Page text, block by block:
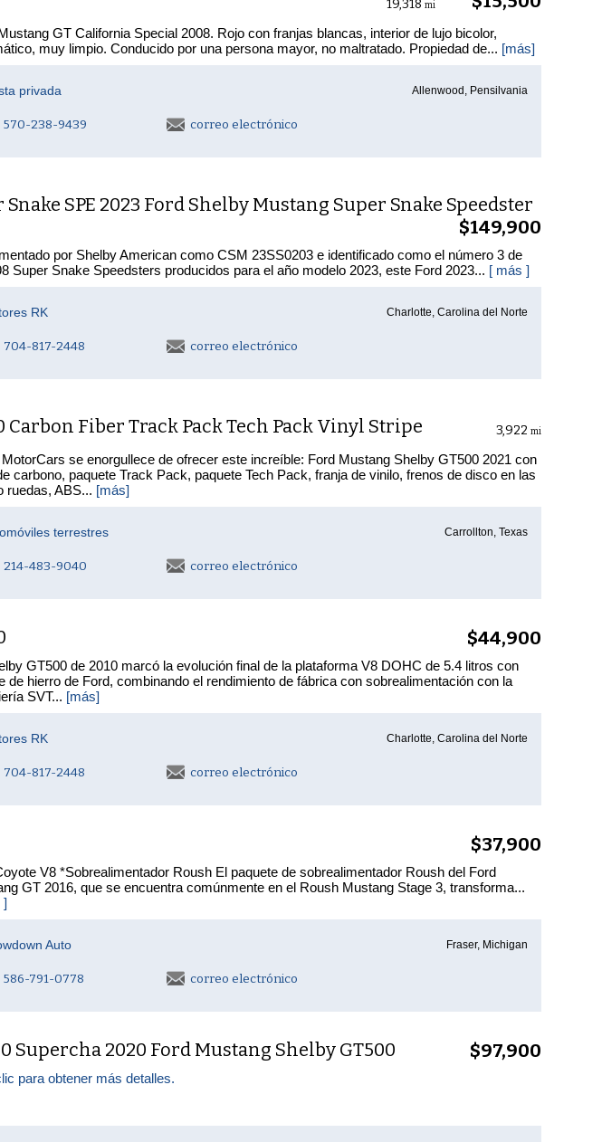
19,318 mi
GT California Special 2008. Rojo con franjas blancas, interior de lujo bicolor,
muy limpio. Conducido por una persona mayor, no maltratado. Propiedad de... [más]
privada Allenwood, Pensilvania
570-238-9439 correo electrónico
SPE 2023 Ford Shelby Mustang Super Snake Speedster
$149,900
por Shelby American como CSM 23SS0203 e identificado como el número 3 de
Super Snake Speedsters producidos para el año modelo 2023, este Ford 2023... [ más ]
RK Charlotte, Carolina del Norte
704-817-2448 correo electrónico
Carbon Fiber Track Pack Tech Pack Vinyl Stripe 3,922 mi
se enorgullece de ofrecer este increíble: Ford Mustang Shelby GT500 2021 con
carbono, paquete Track Pack, paquete Tech Pack, franja de vinilo, frenos de disco en las
ruedas, ABS... [más]
terrestres Carrollton, Texas
214-483-9040 correo electrónico
$44,900
GT500 de 2010 marcó la evolución final de la plataforma V8 DOHC de 5.4 litros con
de hierro de Ford, combinando el rendimiento de fábrica con sobrealimentación con la
SVT... [más]
RK Charlotte, Carolina del Norte
704-817-2448 correo electrónico
$37,900
V8 *Sobrealimentador Roush El paquete de sobrealimentador Roush del Ford
GT 2016, que se encuentra comúnmente en el Roush Mustang Stage 3, transforma...
]
Auto Fraser, Michigan
586-791-0778 correo electrónico
Supercha 2020 Ford Mustang Shelby GT500 $97,900
para obtener más detalles.